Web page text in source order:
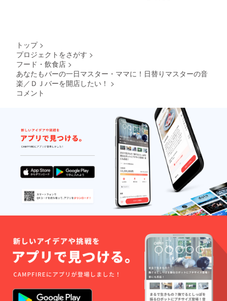
トップ >
プロジェクトをさがす >
フード・飲食店 >
あなたもバーの一日マスター・ママに！日替りマスターの音
楽／ＤＪバーを開店したい！ >
コメント